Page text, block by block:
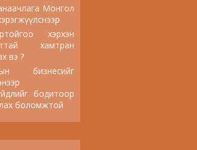
Монгол
хэрхэн
хамтран
вэ ?
бизнесийг
бодитоор
боломжтой